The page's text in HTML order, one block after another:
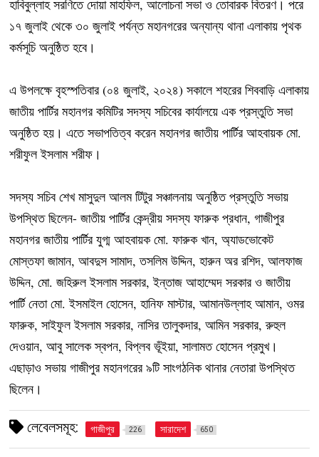
হাবিবুল্লাহ সরণিতে দোয়া মাহফিল, আলোচনা সভা ও তোবারক বিতরণ। পরে
১৭ জুলাই থেকে ৩০ জুলাই পর্যন্ত মহানগরের অন্যান্য থানা এলাকায় পৃথক
কর্মসূচি অনুষ্ঠিত হবে।
এ উপলক্ষে বৃহস্পতিবার (০৪ জুলাই, ২০২৪) সকালে শহরের শিববাড়ি এলাকায়
জাতীয় পার্টির মহানগর কমিটির সদস্য সচিবের কার্যালয়ে এক প্রস্তুতি সভা
অনুষ্ঠিত হয়। এতে সভাপতিত্ব করেন মহানগর জাতীয় পার্টির আহবায়ক মো.
শরীফুল ইসলাম শরীফ।
সদস্য সচিব শেখ মাসুদুল আলম টিটুর সঞ্চালনায় অনুষ্ঠিত প্রস্তুতি সভায়
উপস্থিত ছিলেন- জাতীয় পার্টির কেন্দ্রীয় সদস্য ফারুক প্রধান, গাজীপুর
মহানগর জাতীয় পার্টির যুগ্ম আহবায়ক মো. ফারুক খান, অ্যাডভোকেট
মোস্তফা জামান, আবদুস সামাদ, তসলিম উদ্দিন, হারুন অর রশিদ, আলফাজ
উদ্দিন, মো. জহিরুল ইসলাম সরকার, ইন্তাজ আহাম্মেদ সরকার ও জাতীয়
পার্টি নেতা মো. ইসমাইল হোসেন, হানিফ মাস্টার, আমানউল্লাহ আমান, ওমর
ফারুক, সাইফুল ইসলাম সরকার, নাসির তালুকদার, আমিন সরকার, রুহুল
দেওয়ান, আবু সালেক স্বপন, বিপ্লব ভূঁইয়া, সালামত হোসেন প্রমুখ।
এছাড়াও সভায় গাজীপুর মহানগরের ৯টি সাংগঠনিক থানার নেতারা উপস্থিত
ছিলেন।
লেবেলসমূহ: গাজীপুর 226 সারাদেশ 650